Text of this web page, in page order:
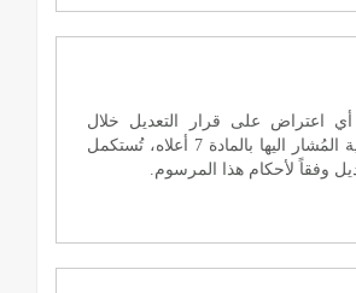
أي اعتراض على قرار التعديل خلال
الفترة القانونية المُشار اليها بالمادة 7 أعلاه، تُستكمل
وفقاً لأحكام هذا المرسوم.